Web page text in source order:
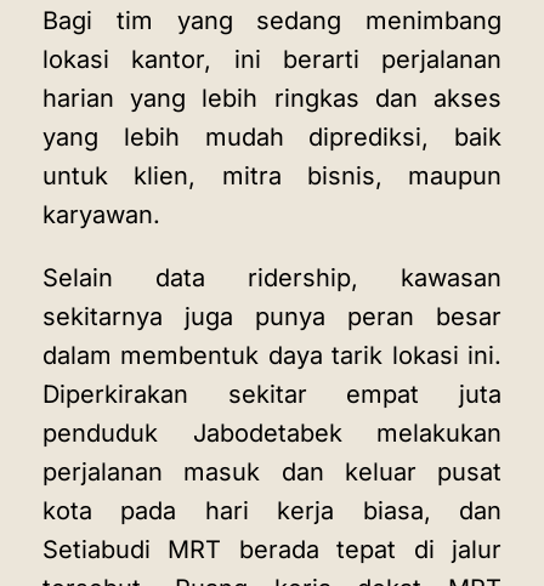
Bagi tim yang sedang menimbang
lokasi kantor, ini berarti perjalanan
harian yang lebih ringkas dan akses
yang lebih mudah diprediksi, baik
untuk klien, mitra bisnis, maupun
karyawan.
Selain data ridership, kawasan
sekitarnya juga punya peran besar
dalam membentuk daya tarik lokasi ini.
Diperkirakan sekitar empat juta
penduduk Jabodetabek melakukan
perjalanan masuk dan keluar pusat
kota pada hari kerja biasa, dan
Setiabudi MRT berada tepat di jalur